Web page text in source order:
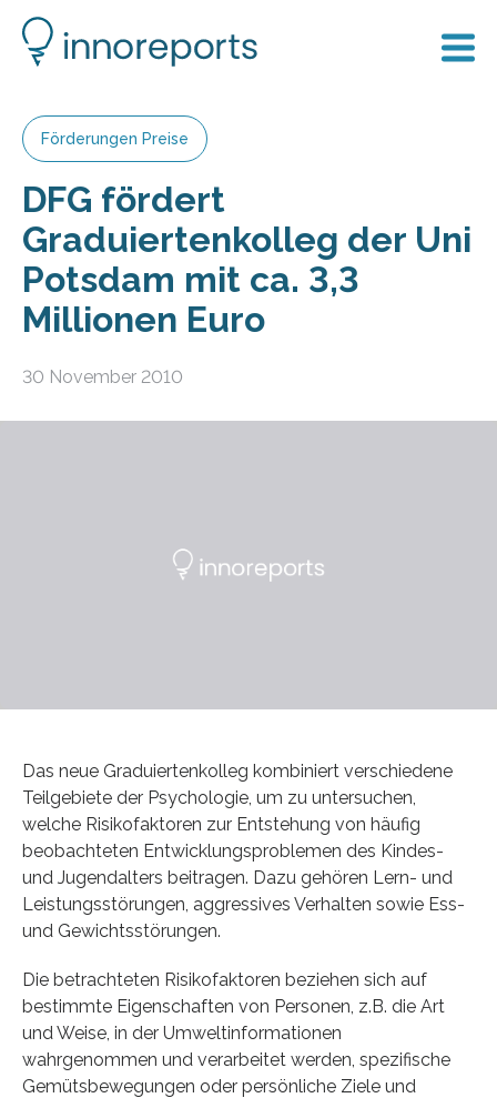
Förderungen Preise
DFG fördert
Graduiertenkolleg der Uni
Potsdam mit ca. 3,3
Millionen Euro
30 November 2010
Das neue Graduiertenkolleg kombiniert verschiedene
Teilgebiete der Psychologie, um zu untersuchen,
welche Risikofaktoren zur Entstehung von häufig
beobachteten Entwicklungsproblemen des Kindes-
und Jugendalters beitragen. Dazu gehören Lern- und
Leistungsstörungen, aggressives Verhalten sowie Ess-
und Gewichtsstörungen.
Die betrachteten Risikofaktoren beziehen sich auf
bestimmte Eigenschaften von Personen, z.B. die Art
und Weise, in der Umweltinformationen
wahrgenommen und verarbeitet werden, spezifische
Gemütsbewegungen oder persönliche Ziele und